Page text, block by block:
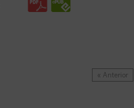
« Anterior